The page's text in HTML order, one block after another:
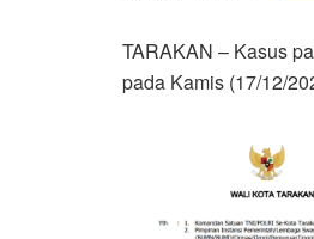
TARAKAN – Kasus
pada Kamis (17/12/